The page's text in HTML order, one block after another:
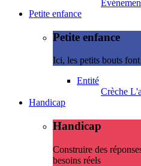
Petite enfance
Petite enfance
Ici, les petits bouts
Entité
Crèche
Handicap
Handicap
Construire des
besoins réels